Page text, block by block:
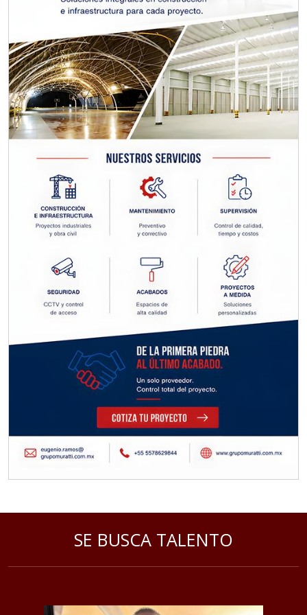
Requisitos: Otorgar condiciones de
crédito acordes a las políticas del
grupo, contar con instalaciones
cercanas a la región y otorgar
referencias comerciales.
Aplicar al Requerimiento
Empresa en Querétaro
Requiere:
RECURSOS HUMANOS
Especificaciones:
Requisitos: Otorgar condiciones de
crédito acordes a las políticas del
grupo, contar con instalaciones
cercanas a la región y otorgar
referencias comerciales.
Aplicar al Requerimiento
REFACCIONES PARA
MAQUINARIA INDUSTRIAL
Especificaciones:
crédito acordes a las políticas del
SE BUSCA TALENTO